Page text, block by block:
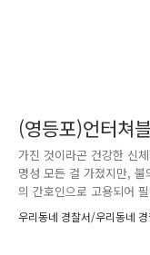
(영등포)언터쳐
가진 것이라곤 건강한 신
명성 모든 걸 가졌지만,
의 간호인으로 고용되어
스토리를 담은 실화를 바
랑스에서 개봉되어 프랑
우리동네 경찰서/우리동네 경